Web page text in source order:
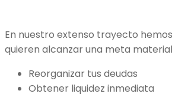
En nuestro extenso trayecto
quieren alcanzar una meta
Reorganizar tus deudas
Obtener liquidez inmediata